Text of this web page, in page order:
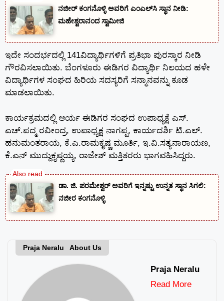
ನಜೀರ್ ಕಂಗನೊಳ್ಳಿ ಅವರಿಗೆ ಎಂಎಲ್‌ಸಿ ಸ್ಥಾನ ನೀಡಿ:
ಮಹೇಶ್ವರಾನಂದ ಸ್ವಾಮೀಜಿ
ಇದೇ ಸಂದರ್ಭದಲ್ಲಿ 141ವಿದ್ಯಾರ್ಥಿಗಳಿಗೆ ಪ್ರತಿಭಾ ಪುರಸ್ಕಾರ ನೀಡಿ
ಗೌರವಿಸಲಾಯಿತು. ಬೆಂಗಳೂರು ಈಡಿಗರ ವಿದ್ಯಾರ್ಥಿ ನಿಲಯದ ಹಳೇ
ವಿದ್ಯಾರ್ಥಿಗಳ ಸಂಘದ ಹಿರಿಯ ಸದಸ್ಯರಿಗೆ ಸನ್ಮಾನವನ್ನು ಕೂಡ
ಮಾಡಲಾಯಿತು.
ಕಾರ್ಯಕ್ರಮದಲ್ಲಿ ಆರ್ಯ ಈಡಿಗರ ಸಂಘದ ಉಪಾಧ್ಯಕ್ಷೆ ಎಸ್.
ಎಚ್.ಪದ್ಮ ರವೀಂದ್ರ, ಉಪಾಧ್ಯಕ್ಷ ನಾಗಪ್ಪ, ಕಾರ್ಯದರ್ಶಿ ಟಿ.ಎಲ್.
ಹನುಮಂತರಾಯ, ಕೆ.ಎ.ರಾಮಕೃಷ್ಣ ಮೂರ್ತಿ, ಇ.ವಿ.ಸತ್ಯನಾರಾಯಣ,
ಕೆ.ಎನ್ ಮುದ್ದುಕೃಷ್ಣಯ್ಯ, ರಾಜೇಶ್ ಮತ್ತಿತರರು ಭಾಗವಹಿಸಿದ್ದರು.
ಡಾ. ಜಿ. ಪರಮೇಶ್ವರ್ ಅವರಿಗೆ ಇನ್ನಷ್ಟು ಉನ್ನತ ಸ್ಥಾನ ಸಿಗಲಿ:
ನಜೀರ ಕಂಗನೊಳ್ಳಿ
Praja Neralu About Us
Praja Neralu
Read More